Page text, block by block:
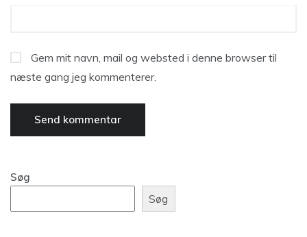
Gem mit navn, mail og websted i denne browser til
næste gang jeg kommenterer.
Søg
Søg